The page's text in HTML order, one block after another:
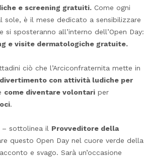
e screening gratuiti. Come ogni
è il mese dedicato a sensibilizzare
si sposteranno all’interno dell’Open Day:
e visite dermatologiche gratuite.
ciò che l’Arciconfraternita mette in
con attività ludiche per
come diventare volontari per
.
– sottolinea il Provveditore della
questo Open Day nel cuore verde della
e svago. Sarà un’occasione